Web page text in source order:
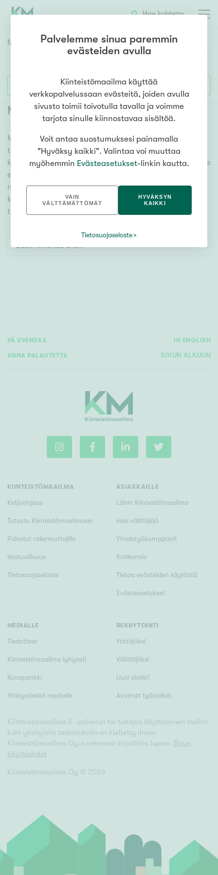
Hae kohteita
Myyntikohteet
Huoneluku
1h 2h 3h 4h 5h+
Asuntotyyppi
Kerros-/luhtitalo
Rivitalo/paritalo
Omakoti-/erillistalo
Maa- tai metsätila
Vapaa-ajan asunto
m²
Rakennusvuosi
Arvokohteet
Kunto
Hyvä
Tyydyttävä
Välttävä
Hissi
Järvi- tai merinäköala
Maalämpö
Oma ranta
Senioriasunto
Lisää hakuehtoja
Myytävät autotallit Helsinki Puotila
Meiltä löydät myytävät autotallit Helsinki Puotila, oli
tarpeesi mikä vain! Tuhansien kohteiden ja satojen
kiinteistönvälittäjien verkostomme auttaa sinua kenties
elämäsi tärkeimmässä päätöksessä. Katso alta kaikki
myytävät autotallit Helsinki Puotila. Hyödynnä myös
kätevää hakutyökaluamme, jonka avulla löydät omien
toiveidesi mukaisen kodin.
Uusin ilmoitus ensin
PÅ SVENSKA IN ENGLISH
ANNA PALAUTETTA SIVUN ALKUUN
KIINTEISTÖMAAILMA
Ketjuohjaus
Tutustu Kiinteistömaailmaan
Palvelut rakennuttajille
Vastuullisuus
Tietosuojaseloste
ASIAKKAILLE
Lähin Kiinteistömaailma
Hae välittäjää
Yhteistyökumppanit
Kotikansio
Tietoa evästeiden käytöstä
Evästeasetukset
MEDIALLE
Tiedotteet
Kiinteistömaailma lyhyesti
Kuvapankki
Yhteystiedot medialle
REKRYTOINTI
Yrittäjäksi
Välittäjäksi
Uusi alalle?
Avoimet työpaikat
Kiinteistomaailma.fi -palvelun tai tietojen käyttäminen muihin
kuin yksityisiin tarkoituksiin on kielletty ilman
Kiinteistömaailma Oy:n antamaa kirjallista lupaa. Sivun
käyttöehdot
Kiinteistömaailma Oy © 2026
Palvelemme sinua paremmin
evästeiden avulla
Kiinteistömaailma käyttää
verkkopalvelussaan evästeitä, joiden avulla
sivusto toimii toivotulla tavalla ja voimme
tarjota sinulle kiinnostavaa sisältöä.
Voit antaa suostumuksesi painamalla
"Hyväksy kaikki". Valintaa voi muuttaa
myöhemmin Evästeasetukset-linkin kautta.
VAIN
VÄLTTÄMÄTTÖMÄT
HYVÄKSYN
KAIKKI
Tietosuojaseloste